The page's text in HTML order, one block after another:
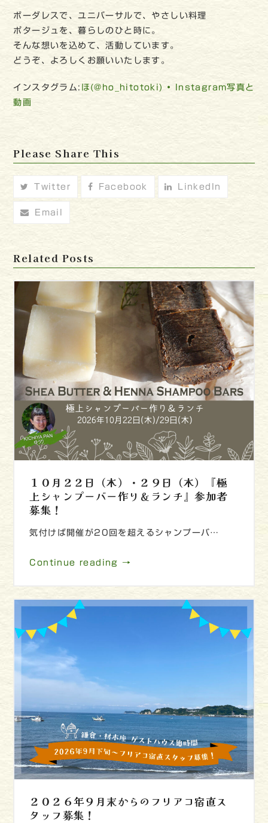
ボーダレスで、ユニバーサルで、やさしい料理
ポタージュを、暮らしのひと時に。
そんな想いを込めて、活動しています。
どうぞ、よろしくお願いいたします。
インスタグラム: ほ(@ho_hitotoki) • Instagram写真と
動画
Please Share This
Twitter Facebook LinkedIn
Email
Related Posts
１０月２２日（木）・２９日（木）『極
上シャンプーバー作り＆ランチ』参加者
募集！
気付けば開催が20回を超えるシャンプーバ…
Continue reading →
２０２６年９月末からのフリアコ宿直ス
タッフ募集！